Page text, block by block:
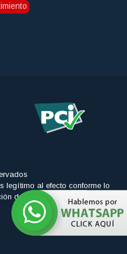
legítimo al efecto conforme lo
de atender las denuncias y